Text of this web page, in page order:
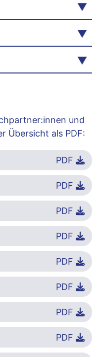
und
Übersicht als PDF:
PDF
PDF
PDF
PDF
PDF
PDF
PDF
PDF